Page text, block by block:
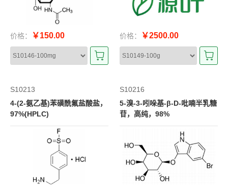
价格： ￥150.00 价格： ￥2500.00
S10213
4-(2-氨乙基)苯磺酰氟盐酸盐，
97%(HPLC)
S10216
5-溴-3-吲哚基-β-D-吡喃半乳糖
苷，高纯，98%